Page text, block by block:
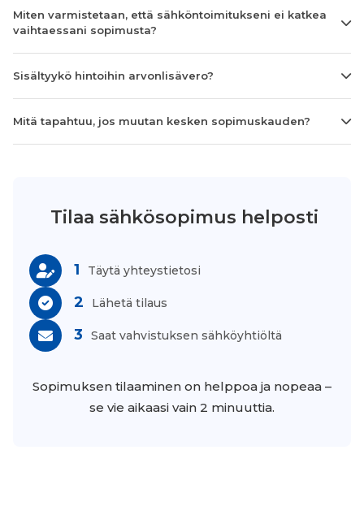
Miten varmistetaan, että sähköntoimitukseni ei katkea
vaihtaessani sopimusta?
Sisältyykö hintoihin arvonlisävero?
Mitä tapahtuu, jos muutan kesken sopimuskauden?
Tilaa sähkösopimus helposti
1 Täytä yhteystietosi
2 Lähetä tilaus
3 Saat vahvistuksen sähköyhtiöltä
Sopimuksen tilaaminen on helppoa ja nopeaa –
se vie aikaasi vain 2 minuuttia.